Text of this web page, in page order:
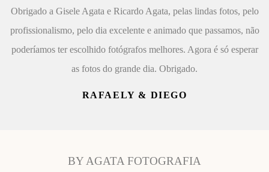
Obrigado a Gisele Agata e Ricardo Agata, pelas lindas fotos, pelo
profissionalismo, pelo dia excelente e animado que passamos, não
poderíamos ter escolhido fotógrafos melhores. Agora é só esperar
as fotos do grande dia. Obrigado.
RAFAELY & DIEGO
BY AGATA FOTOGRAFIA